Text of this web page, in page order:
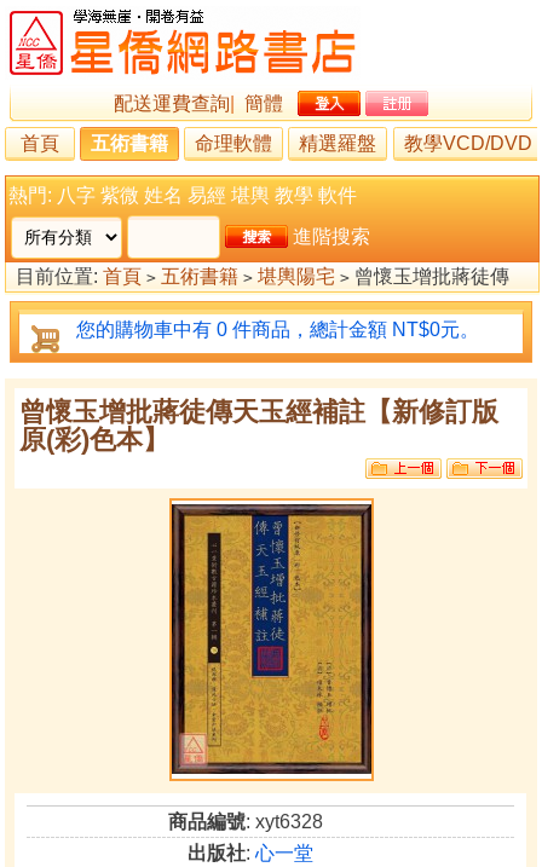
配送運費查詢
簡體
首頁
五術書籍 命理軟體 精選羅盤 教學VCD/DVD
熱門: 八字 紫微 姓名 易經 堪輿 教學 軟件
進階搜索
目前位置: 首頁 > 五術書籍 > 堪輿陽宅 > 曾懷玉增批蔣徒傳
天玉經補註【新修訂版原(彩)色本】
您的購物車中有 0 件商品，總計金額 NT$0元。
曾懷玉增批蔣徒傳天玉經補註【新修訂版
原(彩)色本】
商品編號: xyt6328
出版社:心一堂